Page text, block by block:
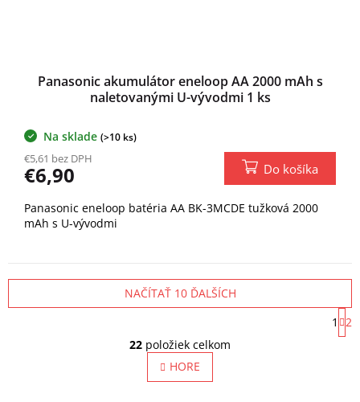
Panasonic akumulátor eneloop AA 2000 mAh s
naletovanými U-vývodmi 1 ks
Na sklade (>10 ks)
€5,61 bez DPH
€6,90 Do košíka
Panasonic eneloop batéria AA BK-3MCDE tužková 2000
mAh s U-vývodmi
O
v
l
á
NAČÍTAŤ 10 ĎALŠÍCH
S
t
1
2
22 položiek celkom
HORE